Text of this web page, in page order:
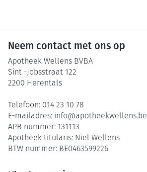
Neem contact met ons op
Apotheek Wellens BVBA
Sint -Jobsstraat 122
2200 Herentals
Telefoon: 014 23 10 78
E-mailadres: info@apotheekwellens.be
APB nummer: 131113
Apotheek titularis: Niel Wellens
BTW nummer: BE0463599226